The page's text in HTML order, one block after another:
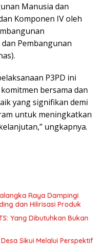
Manusia dan
Komponen IV oleh
Pembangunan
P3PD ini
bersama dan
yang signifikan demi
untuk meningkatkan
ungkapnya.
Raya Dampingi
dan Hilirisasi Produk
Yang Dibutuhkan Bukan
Sikui Melalui Perspektif